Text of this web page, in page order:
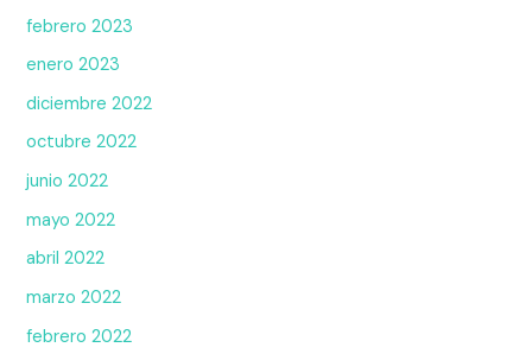
febrero 2023
enero 2023
diciembre 2022
octubre 2022
junio 2022
mayo 2022
abril 2022
marzo 2022
febrero 2022